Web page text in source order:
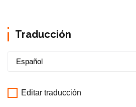
Traducción
Editar traducción